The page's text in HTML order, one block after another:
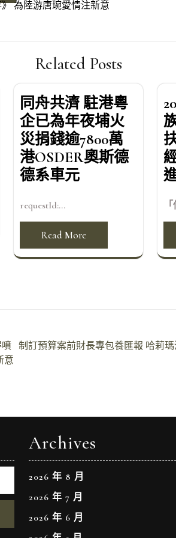
為陸游唐琬愛情注新意
Related Posts
同舟共濟 駐港粵
企已為年夜埔火
災捐錢逾7800萬
港OSDER奧斯德
德系車元
requestId:...
Read More
制訂預算案前財長專包養匯報 哈莉
意
Archives
2026 年 8 月
2026 年 7 月
2026 年 6 月